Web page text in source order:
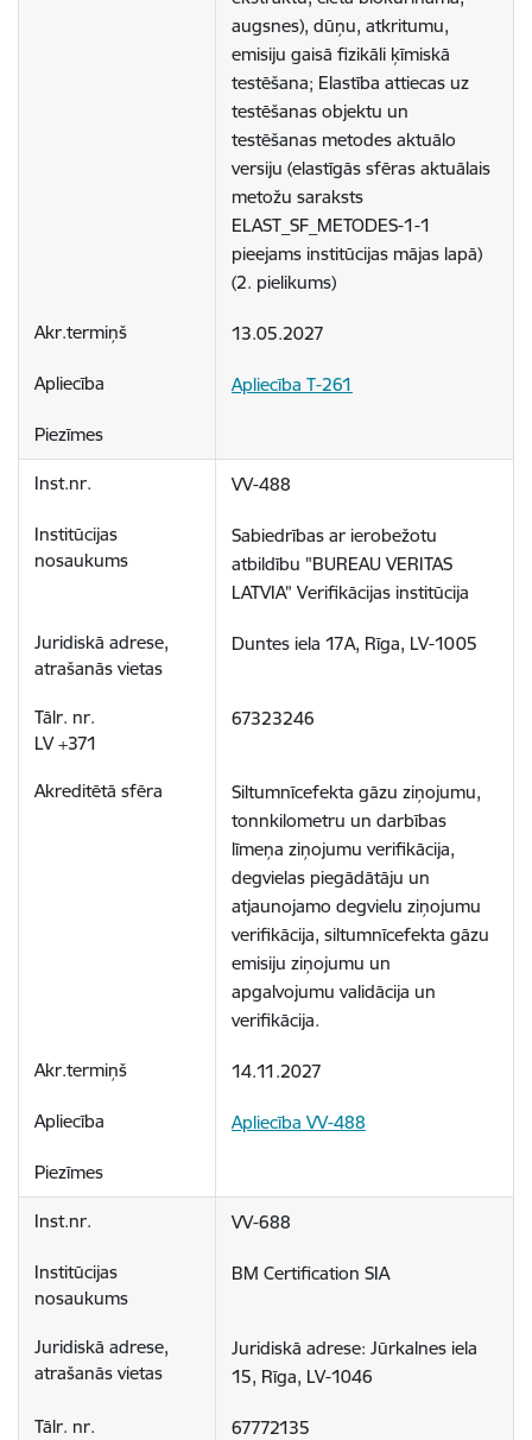
augsnes), dūņu, atkritumu,
emisiju gaisā fizikāli ķīmiskā
testēšana; Elastība attiecas uz
testēšanas objektu un
testēšanas metodes aktuālo
versiju (elastīgās sfēras aktuālais
metožu saraksts
ELAST_SF_METODES-1-1
pieejams institūcijas mājas lapā)
(2. pielikums)
13.05.2027
Apliecība T-261
VV-488
Sabiedrības ar ierobežotu
atbildību "BUREAU VERITAS
LATVIA” Verifikācijas institūcija
Duntes iela 17A, Rīga, LV-1005
67323246
Siltumnīcefekta gāzu ziņojumu,
tonnkilometru un darbības
līmeņa ziņojumu verifikācija,
degvielas piegādātāju un
atjaunojamo degvielu ziņojumu
verifikācija, siltumnīcefekta gāzu
emisiju ziņojumu un
apgalvojumu validācija un
verifikācija.
14.11.2027
Apliecība VV-488
VV-688
BM Certification SIA
Juridiskā adrese: Jūrkalnes iela
15, Rīga, LV-1046
67772135